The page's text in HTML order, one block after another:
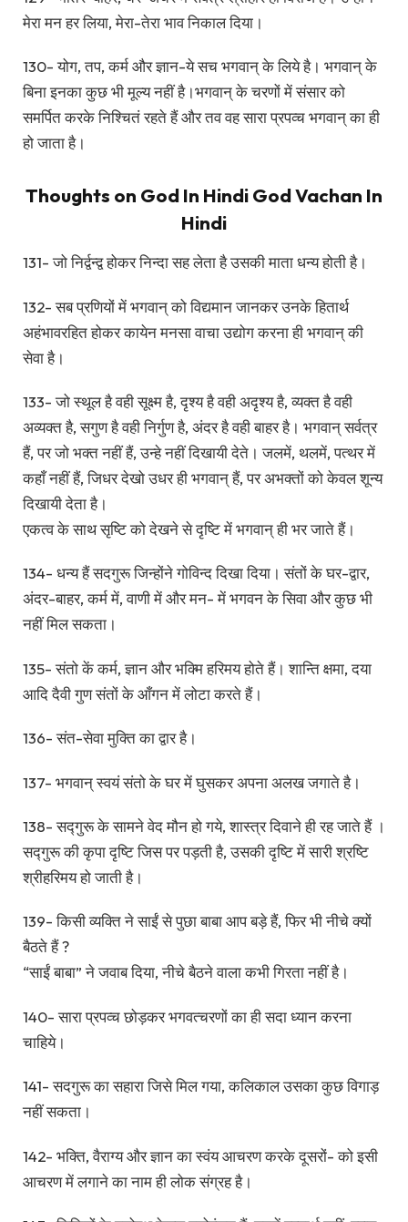
मेरा मन हर लिया, मेरा-तेरा भाव निकाल दिया।
130- योग, तप, कर्म और ज्ञान-ये सच भगवान् के लिये है। भगवान् के
बिना इनका कुछ भी मूल्य नहीं है।भगवान् के चरणों में संसार को
समर्पित करके निश्चितं रहते हैं और तव वह सारा प्रपव्च भगवान् का ही
हो जाता है।
Thoughts on God In Hindi God Vachan In
Hindi
131- जो निर्द्वन्द्व होकर निन्दा सह लेता है उसकी माता धन्य होती है।
132- सब प्रणियों में भगवान् को विद्यमान जानकर उनके हितार्थ
अहंभावरहित होकर कायेन मनसा वाचा उद्योग करना ही भगवान् की
सेवा है।
133- जो स्थूल है वही सूक्ष्म है, दृश्य है वही अदृश्य है, व्यक्त है वही
अव्यक्त है, सगुण है वही निर्गुण है, अंदर है वही बाहर है। भगवान् सर्वत्र
हैं, पर जो भक्त नहीं हैं, उन्हे नहीं दिखायी देते। जलमें, थलमें, पत्थर में
कहाँ नहीं हैं, जिधर देखो उधर ही भगवान् हैं, पर अभक्तों को केवल शून्य
दिखायी देता है।
एकत्व के साथ सृष्टि को देखने से दृष्टि में भगवान् ही भर जाते हैं।
134- धन्य हैं सदगुरू जिन्होंने गोविन्द दिखा दिया। संतों के घर-द्वार,
अंदर-बाहर, कर्म में, वाणी में और मन- में भगवन के सिवा और कुछ भी
नहीं मिल सकता।
135- संतो कें कर्म, ज्ञान और भक्मि हरिमय होते हैं। शान्ति क्षमा, दया
आदि दैवी गुण संतों के आँगन में लोटा करते हैं।
136- संत-सेवा मुक्ति का द्वार है।
137- भगवान् स्वयं संतो के घर में घुसकर अपना अलख जगाते है।
138- सद्गुरू के सामने वेद मौन हो गये, शास्त्र दिवाने ही रह जाते हैं ।
सद्गुरू की कृपा दृष्टि जिस पर पड़ती है, उसकी दृष्टि में सारी श्रष्टि
श्रीहरिमय हो जाती है।
139- किसी व्यक्ति ने साईं से पुछा बाबा आप बड़े हैं, फिर भी नीचे क्यों
बैठते हैं ?
“साईं बाबा” ने जवाब दिया, नीचे बैठने वाला कभी गिरता नहीं है।
140- सारा प्रपव्च छोड़कर भगवत्चरणों का ही सदा ध्यान करना
चाहिये।
141- सदगुरू का सहारा जिसे मिल गया, कलिकाल उसका कुछ विगाड़
नहीं सकता।
142- भक्ति, वैराग्य और ज्ञान का स्वंय आचरण करके दूसरों- को इसी
आचरण में लगाने का नाम ही लोक संग्रह है।